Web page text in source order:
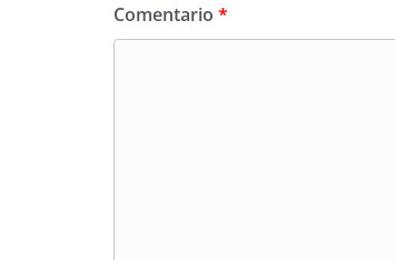
Comentario *